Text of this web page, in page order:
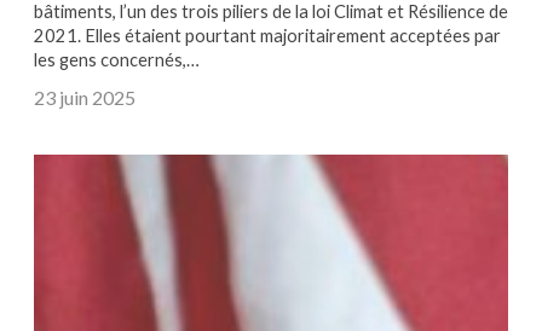
bâtiments, l’un des trois piliers de la loi Climat et Résilience de
2021. Elles étaient pourtant majoritairement acceptées par
les gens concernés,…
23 juin 2025